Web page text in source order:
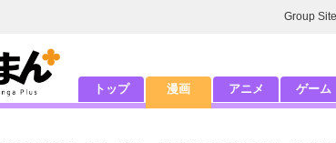
Group Site
トップ 漫画 アニメ ゲーム